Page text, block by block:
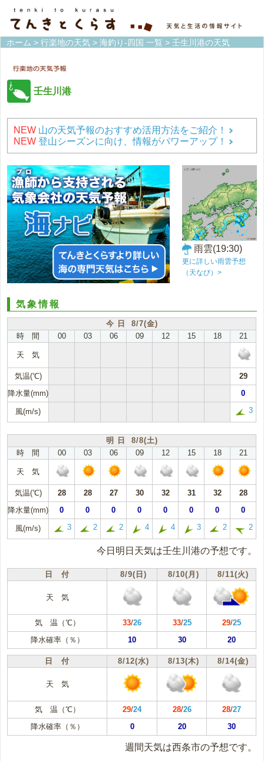
ホーム > 行楽地の天気 > 海釣り-四国 一覧 > 壬生川港の天気
壬生川港
NEW 山の天気予報のおすすめ活用方法をご紹介！
NEW 登山シーズンに向け、情報がパワーアップ！
雨雲(19:30)
更に詳しい雨雲予想
（天なび）>
気象情報
今 日 8/7(金)
時 間
00 03 06 09 12 15 18 21
天 気
気温(℃)
29
降水量(mm)
0
風(m/s) 3
明 日 8/8(土)
時 間
00 03 06 09 12 15 18 21
天 気
気温(℃) 28 28 27 30 32 31 32
28
降水量(mm)
0 0 0 0 0 0 0 0
風(m/s) 3 2 2 4 4 3 2 2
今日明日天気は壬生川港の予想です。
日 付 8/9(日) 8/10(月) 8/11(火)
天 気
気 温（℃） 33/26 33/25 29/25
降水確率（％）
10 30 20
日 付 8/12(水) 8/13(木) 8/14(金)
天 気
気 温（℃） 29/24 28/26 28/27
降水確率（％）
0 20 30
週間天気は西条市の予想です。